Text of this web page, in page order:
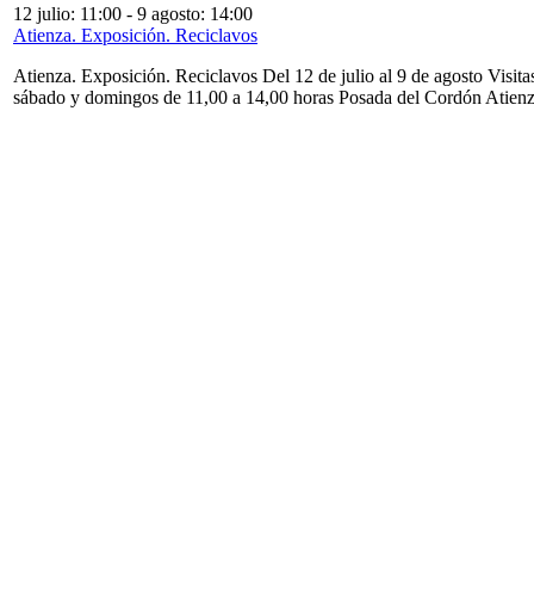
12 julio: 11:00 - 9 agosto: 14:00
Atienza. Exposición. Reciclavos
Atienza. Exposición. Reciclavos Del 12 de julio al 9 de agosto
sábado y domingos de 11,00 a 14,00 horas Posada del Cordón